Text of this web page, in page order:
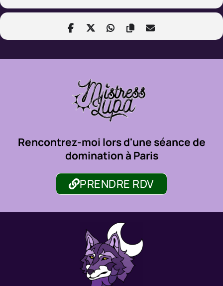
Rencontrez-moi lors d'une séance de
domination à Paris
PRENDRE RDV